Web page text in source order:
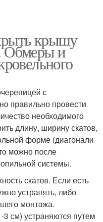
крышу
Обмеры и
с
правильно провести
необходимого
длину, ширину скатов,
форме (диагонали
можно после
системы.
скатов. Если есть
устранять, либо
монтажа.
см) устраняются путем